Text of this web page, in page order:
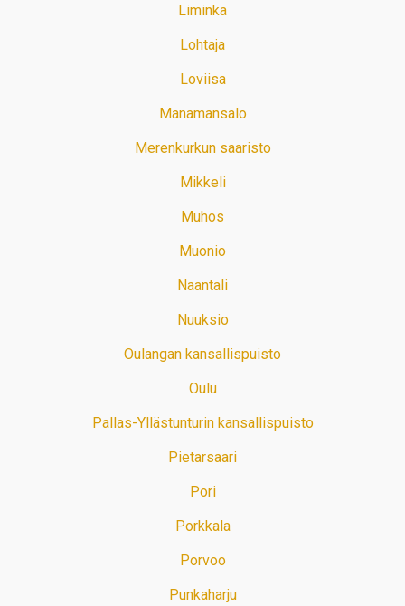
Liminka
Lohtaja
Loviisa
Manamansalo
Merenkurkun saaristo
Mikkeli
Muhos
Muonio
Naantali
Nuuksio
Oulangan kansallispuisto
Oulu
Pallas-Yllästunturin kansallispuisto
Pietarsaari
Pori
Porkkala
Porvoo
Punkaharju